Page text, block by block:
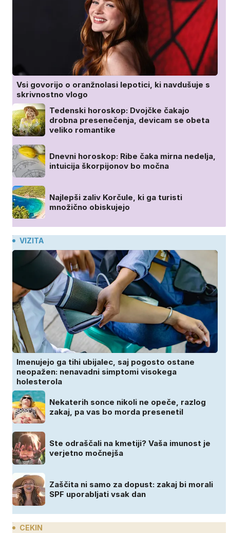
Vsi govorijo o oranžnolasi lepotici, ki navdušuje s
skrivnostno vlogo
Tedenski horoskop: Dvojčke čakajo
drobna presenečenja, devicam se obeta
veliko romantike
Dnevni horoskop: Ribe čaka mirna nedelja,
intuicija škorpijonov bo močna
Najlepši zaliv Korčule, ki ga turisti
množično obiskujejo
VIZITA
Imenujejo ga tihi ubijalec, saj pogosto ostane
neopažen: nenavadni simptomi visokega
holesterola
Nekaterih sonce nikoli ne opeče, razlog
zakaj, pa vas bo morda presenetil
Ste odraščali na kmetiji? Vaša imunost je
verjetno močnejša
Zaščita ni samo za dopust: zakaj bi morali
SPF uporabljati vsak dan
CEKIN